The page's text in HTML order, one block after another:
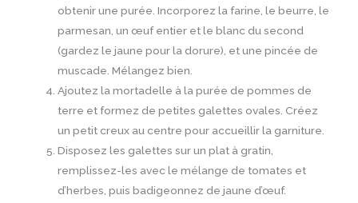
obtenir une purée. Incorporez la farine, le beurre, le
parmesan, un œuf entier et le blanc du second
(gardez le jaune pour la dorure), et une pincée de
muscade. Mélangez bien.
Ajoutez la mortadelle à la purée de pommes de
terre et formez de petites galettes ovales. Créez
un petit creux au centre pour accueillir la garniture.
Disposez les galettes sur un plat à gratin,
remplissez-les avec le mélange de tomates et
d’herbes, puis badigeonnez de jaune d’œuf.